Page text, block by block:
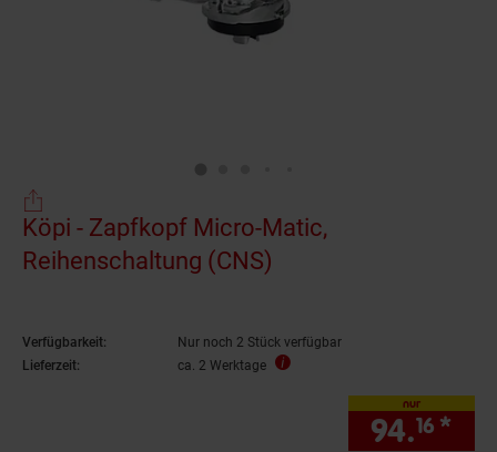
Köpi - Zapfkopf Micro-Matic,
Reihenschaltung (CNS)
Verfügbarkeit:
Nur noch 2 Stück verfügbar
Lieferzeit:
ca. 2 Werktage
nur
94.16 *